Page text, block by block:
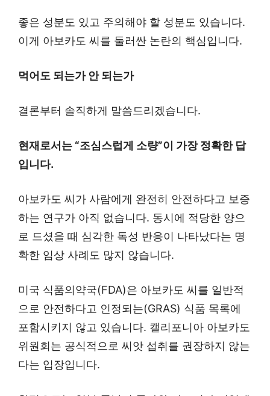
좋은 성분도 있고 주의해야 할 성분도 있습니다.
이게 아보카도 씨를 둘러싼 논란의 핵심입니다.
먹어도 되는가 안 되는가
결론부터 솔직하게 말씀드리겠습니다.
현재로서는 “조심스럽게 소량”이 가장 정확한 답
입니다.
아보카도 씨가 사람에게 완전히 안전하다고 보증
하는 연구가 아직 없습니다. 동시에 적당한 양으
로 드셨을 때 심각한 독성 반응이 나타났다는 명
확한 임상 사례도 많지 않습니다.
미국 식품의약국(FDA)은 아보카도 씨를 일반적
으로 안전하다고 인정되는(GRAS) 식품 목록에
포함시키지 않고 있습니다. 캘리포니아 아보카도
위원회는 공식적으로 씨앗 섭취를 권장하지 않는
다는 입장입니다.